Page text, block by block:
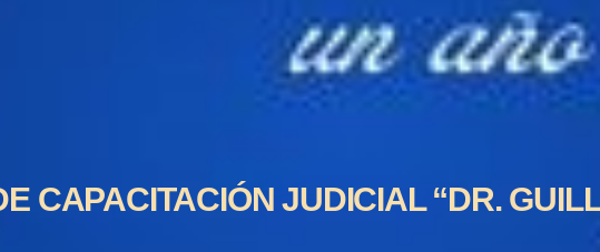
CAPACITACIÓN JUDICIAL “DR.